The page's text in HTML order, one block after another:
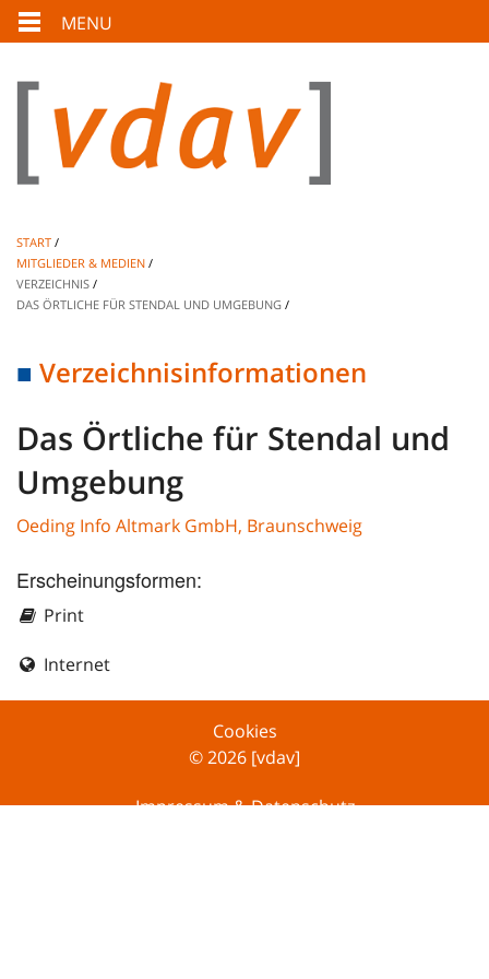
MENU
START
MITGLIEDER & MEDIEN
VERZEICHNIS
DAS ÖRTLICHE FÜR STENDAL UND UMGEBUNG
Verzeichnisinformationen
Das Örtliche für Stendal und
Umgebung
Oeding Info Altmark GmbH, Braunschweig
Erscheinungsformen:
Print
Internet
Cookies
© 2026 [vdav]
Impressum & Datenschutz